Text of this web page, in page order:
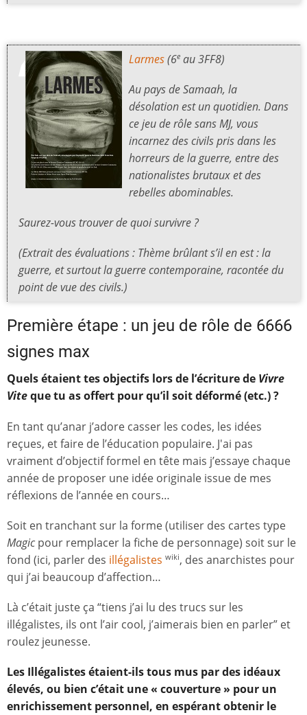
Larmes(6e au 3FF8)
Au pays de Samaah, la
désolation est un quotidien. Dans
ce jeu de rôle sans MJ, vous
incarnez des civils pris dans les
horreurs de la guerre, entre des
nationalistes brutaux et des
rebelles abominables.
Saurez-vous trouver de quoi survivre ?
(Extrait des évaluations : Thème brûlant s’il en est : la
guerre, et surtout la guerre contemporaine, racontée du
point de vue des civils.)
Première étape : un jeu de rôle de 6666
signes max
Quels étaient tes objectifs lors de l’écriture de Vivre
Viteque tu as offert pour qu’il soit déformé (etc.) ?
En tant qu’anar j’adore casser les codes, les idées
reçues, et faire de l’éducation populaire. J'ai pas
vraiment d’objectif formel en tête mais j’essaye chaque
année de proposer une idée originale issue de mes
réflexions de l’année en cours…
Soit en tranchant sur la forme (utiliser des cartes type
Magicpour remplacer la fiche de personnage) soit sur le
fond (ici, parler des illégalistes wiki, des anarchistes pour
qui j’ai beaucoup d’affection…
Là c’était juste ça “tiens j’ai lu des trucs sur les
illégalistes, ils ont l’air cool, j’aimerais bien en parler” et
roulez jeunesse.
Les Illégalistes étaient-ils tous mus par des idéaux
élevés, ou bien c’était une « couverture » pour un
enrichissement personnel, en espérant obtenir le